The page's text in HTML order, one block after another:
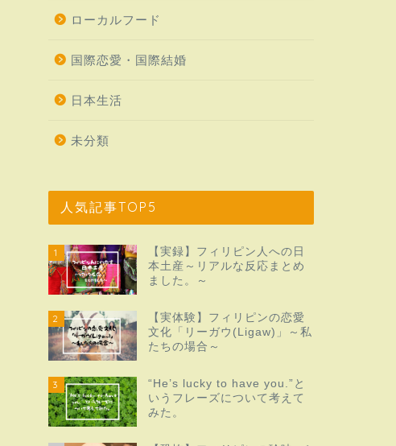
ローカルフード
国際恋愛・国際結婚
日本生活
未分類
人気記事TOP5
1
【実録】フィリピン人への日
本土産～リアルな反応まとめ
ました。～
2
【実体験】フィリピンの恋愛
文化「リーガウ(Ligaw)」～私
たちの場合～
3
“He’s lucky to have you.”と
いうフレーズについて考えて
みた。